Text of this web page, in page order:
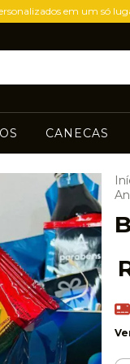
em um só
CANECAS